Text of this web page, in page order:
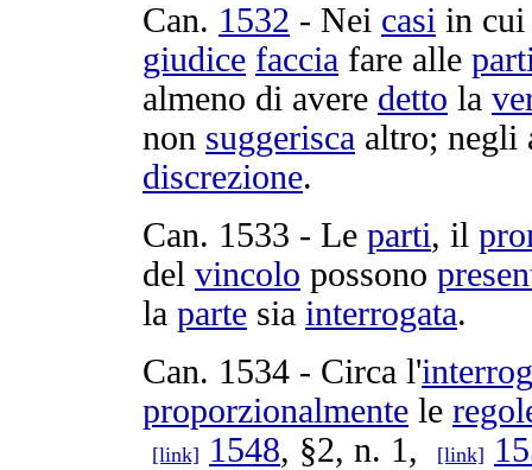
Can. 1532 - Nei casi in
giudice faccia fare alle
almeno di avere detto la
non suggerisca altro;
discrezione.
Can. 1533 - Le parti, il
del vincolo possono
la parte sia interrogata.
Can. 1534 - Circa l'
proporzionalmente le
[link] 1548, §2, n. 1, [link]